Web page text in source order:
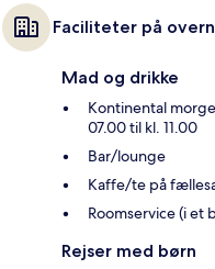
Faciliteter på
Mad og drikke
Kontinental
07.00 til kl. 11.00
Bar/lounge
Kaffe/te på
Roomservice (i
Rejser med børn